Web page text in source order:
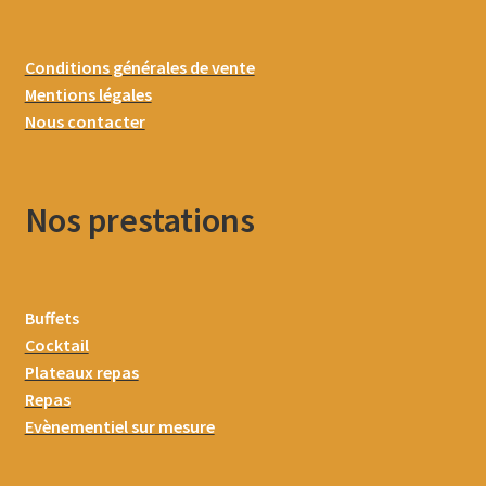
Conditions générales de vente
Mentions légales
Nous contacter
Nos prestations
Buffets
Cocktail
Plateaux repas
Repas
Evènementiel sur mesure